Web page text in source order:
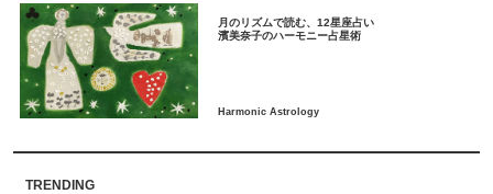
月のリズムで読む、12星座占い
TRENDING